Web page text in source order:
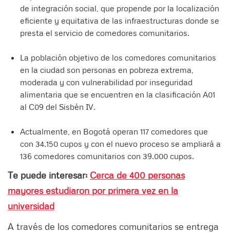
de integración social, que propende por la localización
eficiente y equitativa de las infraestructuras donde se
presta el servicio de comedores comunitarios.
La población objetivo de los comedores comunitarios
en la ciudad son personas en pobreza extrema,
moderada y con vulnerabilidad por inseguridad
alimentaria que se encuentren en la clasificación A01
al C09 del Sisbén IV.
Actualmente, en Bogotá operan 117 comedores que
con 34.150 cupos y con el nuevo proceso se ampliará a
136 comedores comunitarios con 39.000 cupos.
Te puede interesar: Cerca de 400 personas
mayores estudiaron por primera vez en la
universidad
A través de los comedores comunitarios se entrega